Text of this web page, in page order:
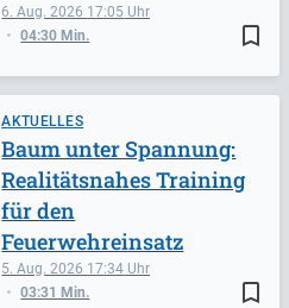
bookmark_border
6. Aug. 2026 17:05
04:30 Min.
AKTUELLES
bookmark_border
5. Aug. 2026 17:34
03:31 Min.
Baum unter Spannung:
Realitätsnahes Training
für den
Feuerwehreinsatz